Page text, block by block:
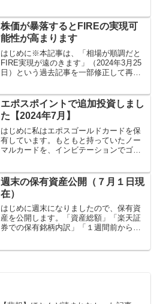
万円」から「10万円」に引き上げる件に
ついて書きました。...
株価が暴落するとFIREの実現可
能性が高まります
はじめに※本記事は、「相場が順調だと
FIRE実現が遠のきます」（2024年3月25
日）という過去記事を一部修正して再掲
したものではありません。投資は自己責
任でお願いしま...
エポスポイントで追加投資しまし
た【2024年7月】
はじめに私はエポスゴールドカードを保
有しています。もともと持っていたノー
マルカードを、インビテーションでゴー
円程度のカード利用）を満たすために、
tsumiki証券で口...
週末の保有資産公開（７月１日現
在）
はじめに週末になりましたので、保有資
産を公開します。「資産総額」「楽天証
券での保有銘柄内訳」「１週間前からの